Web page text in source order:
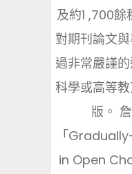
及約1 ,700
對期刊論文
過非常嚴謹
科學或高等
版。
「
in Open